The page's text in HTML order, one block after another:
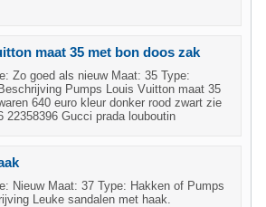
maat 35 met bon doos zak
Zo goed als nieuw Maat: 35 Type:
Pumps Louis Vuitton maat 35
640 euro kleur donker rood zwart zie
22358396 Gucci prada louboutin
Nieuw Maat: 37 Type: Hakken of Pumps
Leuke sandalen met haak.